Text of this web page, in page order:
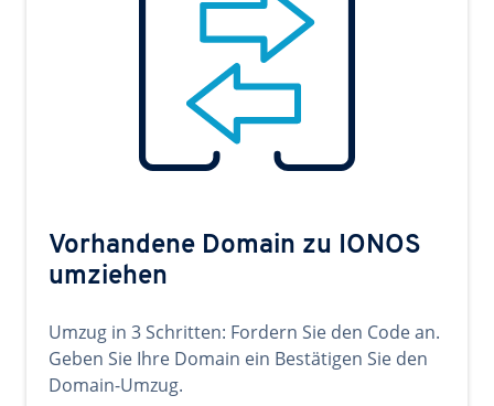
Vorhandene Domain zu IONOS
umziehen
Umzug in 3 Schritten: Fordern Sie den Code an.
Geben Sie Ihre Domain ein Bestätigen Sie den
Domain-Umzug.